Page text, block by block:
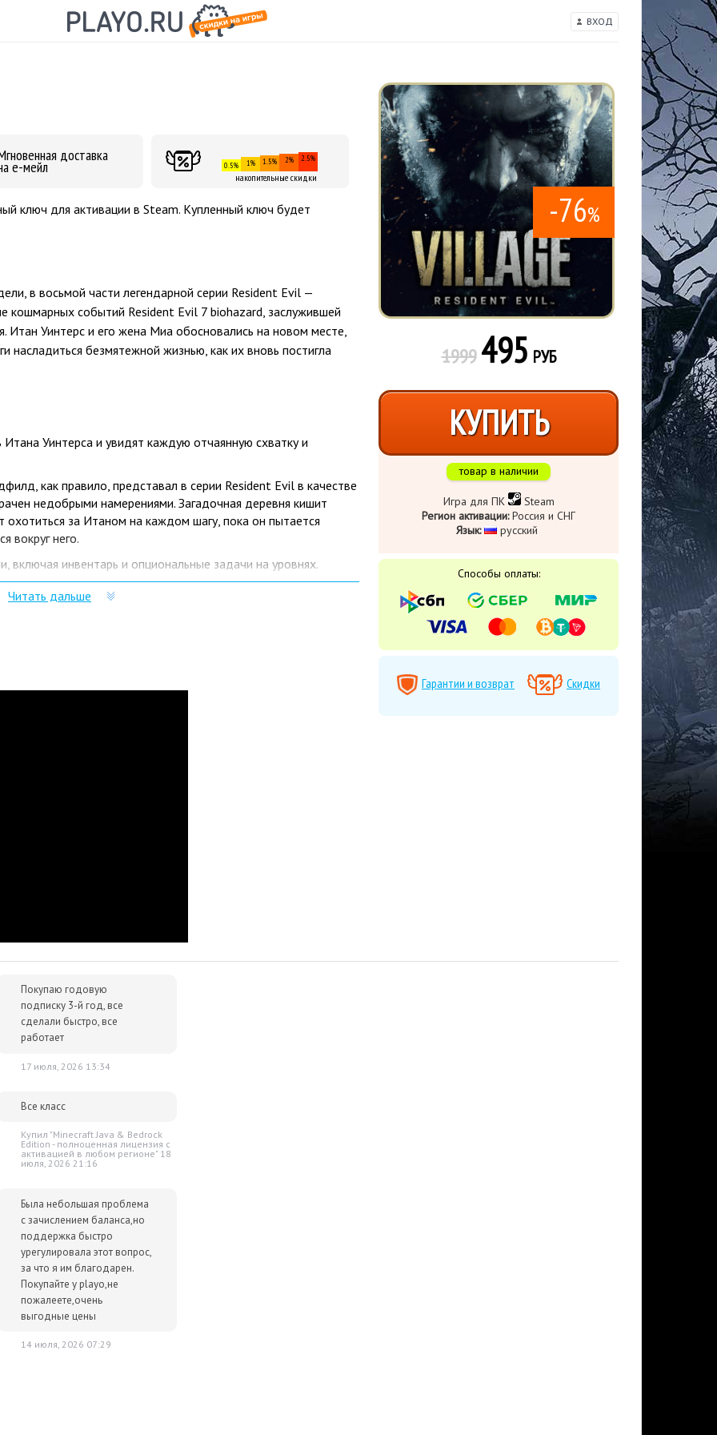
ВХОД
доставка
е-мейл 0.5% 1% 1.5% 2% 2.5%
накопительные скидки
ключ для активации в Steam. Купленный ключ будет
в восьмой части легендарной серии Resident Evil —
кошмарных событий Resident Evil 7 biohazard, заслужившей
Итан Уинтерс и его жена Миа обосновались на новом месте,
насладиться безмятежной жизнью, как их вновь постигла
Уинтерса и увидят каждую отчаянную схватку и
как правило, представал в серии Resident Evil в качестве
недобрыми намерениями. Загадочная деревня кишит
за Итаном на каждом шагу, пока он пытается
вокруг него.
включая инвентарь и опциональные задачи на уровнях.
поворачивать предметы и распределять их на манер
Duke), у которого можно покупать оружие и припасы. Он
по себе окажется любопытным персонажем.
сразу после оплаты отобразится в Личном кабинете и будет
- просто сообщите нам об этом.
для вас всегда будут дешевле розничной цены. При этом
Читать дальше
-76%
1999 495 РУБ
КУПИТЬ
товар в наличии
Игра для ПК
Steam
Регион активации:Россия и СНГ
Язык:
русский
Способы оплаты:
Гарантии и возврат Скидки
Покупаю годовую
подписку 3-й год, все
сделали быстро, все
работает
17 июля, 2026 13:34
Все класс
Купил "Minecraft Java & Bedrock
Edition - полноценная лицензия c
активацией в любом регионе" 18
июля, 2026 21:16
Была небольшая проблема
с зачислением баланса,но
поддержка быстро
урегулировала этот вопрос,
за что я им благодарен.
Покупайте у playo,не
пожалеете,очень
выгодные цены
14 июля, 2026 07:29